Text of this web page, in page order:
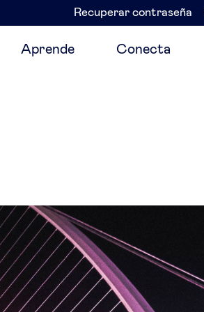
Navegación
secundaria
Recuperar contraseña
Aprende Conecta